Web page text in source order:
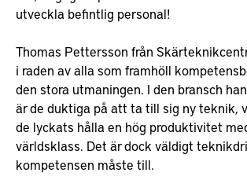
utveckla befintlig personal!
Thomas Pettersson från
i raden av alla som framhöll
den stora utmaningen. I den bransch
är de duktiga på att ta till sig ny teknik,
de lyckats hålla en hög produktivitet
världsklass. Det är dock väldigt
kompetensen måste till.